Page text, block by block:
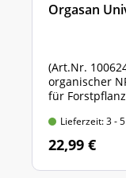
Orgasan
(Art.Nr.
organischer
für
Lieferzeit: 3 -
22,99 €